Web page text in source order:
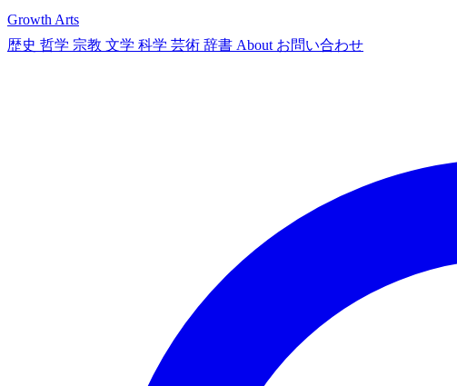
Growth Arts
歴史 哲学 宗教 文学 科学 芸術 辞書 About お問い合わせ